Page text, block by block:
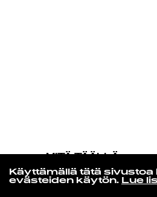
Käyttämällä tätä
evästeiden käytön. Lue
MITÄ TÄÄLLÄ
Quavo x Lana Del Rey
Tough